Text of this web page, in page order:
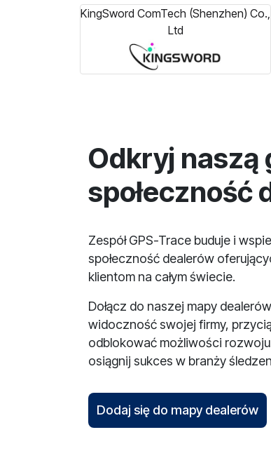
KingSword ComTech (Shenzhen) Co.,
Ltd
Odkryj naszą
społeczność
Zespół GPS-Trace buduje i
społeczność dealerów
klientom na całym świecie.
Dołącz do naszej mapy
widoczność swojej firmy,
odblokować możliwości
osiągnij sukces w branży
Dodaj się do mapy dealerów